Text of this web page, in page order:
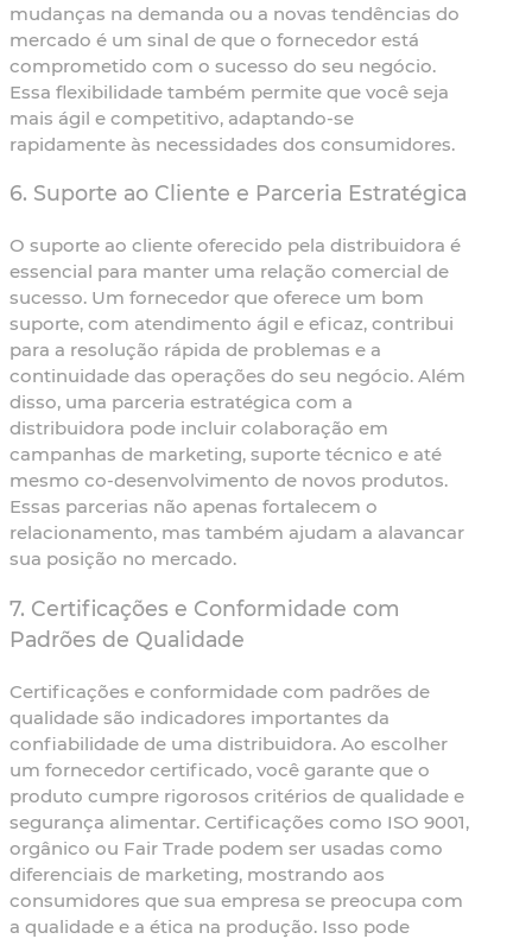
mudanças na demanda ou a novas tendências do
mercado é um sinal de que o fornecedor está
comprometido com o sucesso do seu negócio.
Essa flexibilidade também permite que você seja
mais ágil e competitivo, adaptando-se
rapidamente às necessidades dos consumidores.
6. Suporte ao Cliente e Parceria Estratégica
O suporte ao cliente oferecido pela distribuidora é
essencial para manter uma relação comercial de
sucesso. Um fornecedor que oferece um bom
suporte, com atendimento ágil e eficaz, contribui
para a resolução rápida de problemas e a
continuidade das operações do seu negócio. Além
disso, uma parceria estratégica com a
distribuidora pode incluir colaboração em
campanhas de marketing, suporte técnico e até
mesmo co-desenvolvimento de novos produtos.
Essas parcerias não apenas fortalecem o
relacionamento, mas também ajudam a alavancar
sua posição no mercado.
7. Certificações e Conformidade com
Padrões de Qualidade
Certificações e conformidade com padrões de
qualidade são indicadores importantes da
confiabilidade de uma distribuidora. Ao escolher
um fornecedor certificado, você garante que o
produto cumpre rigorosos critérios de qualidade e
segurança alimentar. Certificações como ISO 9001,
orgânico ou Fair Trade podem ser usadas como
diferenciais de marketing, mostrando aos
consumidores que sua empresa se preocupa com
a qualidade e a ética na produção. Isso pode